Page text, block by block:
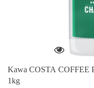
Kawa COSTA COFFEE
1kg